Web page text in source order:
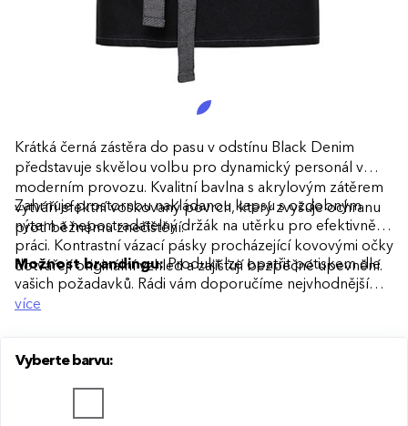
Krátká černá zástěra do pasu v odstínu Black Denim
představuje skvělou volbu pro dynamický personál v
moderním provozu. Kvalitní bavlna s akrylovým zátěrem
vytváří efektní voskovaný povrch, který zvyšuje ochranu
proti běžnému znečištění.
Zahrnuje prostornou nakládanou kapsu s ozdobným
nýtem a nepostradatelný držák na utěrku pro efektivnější
práci. Kontrastní vázací pásky procházející kovovými očky
dotvářejí originální vzhled a zajišťují bezpečné upevnění.
Možnost brandingu:Produkt lze opatřit potiskem dle
vašich požadavků. Rádi vám doporučíme nejvhodnější
technologii potisku s ohledem na design i váš rozpočet.
více
Vyberte barvu: